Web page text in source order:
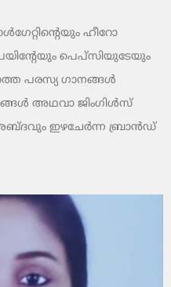
ഹീറോ
പെപ്‌സിയുടേയും
പരസ്യ ഗാനങ്ങള്‍
അഥവാ ജിംഗിള്‍സ്
ഇഴചേര്‍ന്ന ബ്രാന്‍ഡ്